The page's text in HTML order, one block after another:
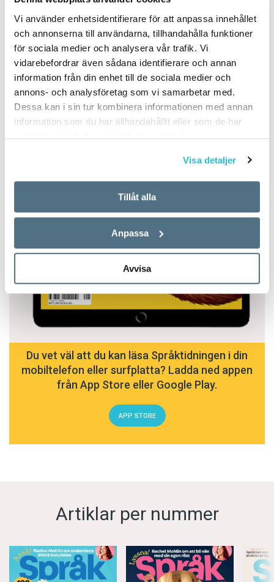
Vi använder enhetsidentifierare för att anpassa innehållet
och annonserna till användarna, tillhandahålla funktioner
för sociala medier och analysera vår trafik. Vi
vidarebefordrar även sådana identifierare och annan
information från din enhet till de sociala medier och
annons- och analysföretag som vi samarbetar med.
Dessa kan i sin tur kombinera informationen med annan
information som du har tillhandahållit eller som de har
samlat in när du har använt deras tjänster.
Visa detaljer
Tillåt alla
Anpassa
Avvisa
Du vet väl att du kan läsa Språktidningen i din
mobiltelefon eller surfplatta? Ladda ned appen
från App Store eller Google Play.
APP STORE
Artiklar per nummer